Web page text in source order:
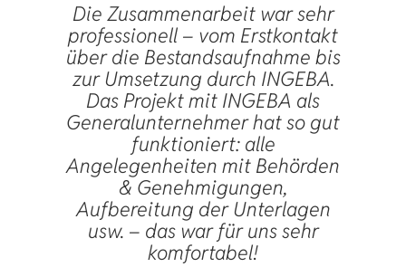
Die Zusammenarbeit war sehr
professionell – vom Erstkontakt
über die Bestandsaufnahme bis
zur Umsetzung durch INGEBA.
Das Projekt mit INGEBA als
Generalunternehmer hat so gut
funktioniert: alle
Angelegenheiten mit Behörden
& Genehmigungen,
Aufbereitung der Unterlagen
usw. – das war für uns sehr
komfortabel!